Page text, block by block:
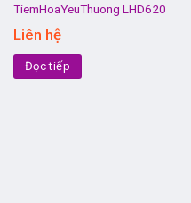
TiemHoaYeuThuong LHD620
Liên hệ
Đọc tiếp